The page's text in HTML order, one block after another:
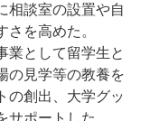
相談室の設置や自
を高めた。
業として留学生と
の見学等の教養を
の創出、大学グッ
ポートした。